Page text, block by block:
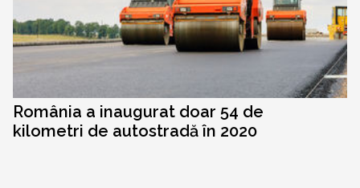
România a inaugurat doar 54 de
kilometri de autostradă în 2020